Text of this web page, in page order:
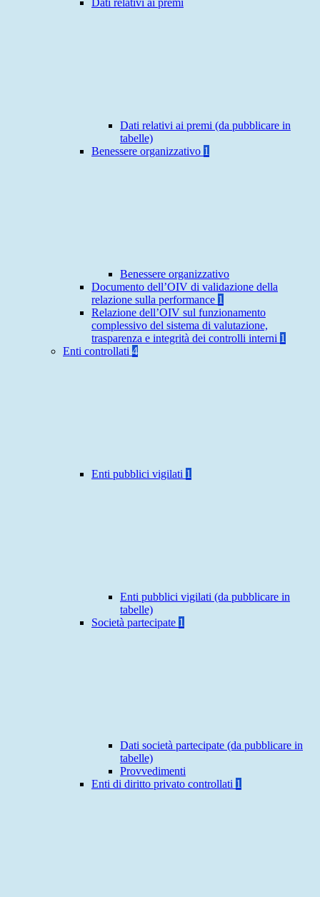
Dati relativi ai premi
Dati relativi ai premi (da pubblicare in
tabelle)
Benessere organizzativo 1
Benessere organizzativo
Documento dell’OIV di validazione della
relazione sulla performance 1
Relazione dell’OIV sul funzionamento
complessivo del sistema di valutazione,
trasparenza e integrità dei controlli interni 1
Enti controllati 4
Enti pubblici vigilati 1
Enti pubblici vigilati (da pubblicare in
tabelle)
Società partecipate 1
Dati società partecipate (da pubblicare in
tabelle)
Provvedimenti
Enti di diritto privato controllati 1